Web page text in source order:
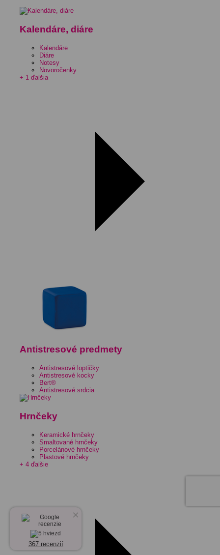
Kalendáre, diáre
Kalendáre
Diáre
Notesy
Novoročenky
+ 1 ďalšia
Antistresové predmety
Antistresové loptičky
Antistresové kocky
Bert®
Antistresové srdcia
Hrnčeky
Keramické hrnčeky
Smaltované hrnčeky
Porcelánové hrnčeky
Plastové hrnčeky
+ 4 ďalšie
×
367 recenzií